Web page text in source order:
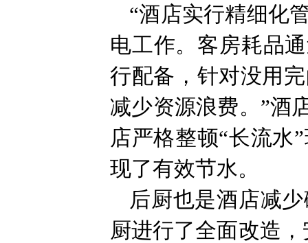
“酒店实行精细化
电工作。客房耗品
行配备，针对没用
减少资源浪费。”酒
店严格整顿“长流水
现了有效节水。
后厨也是酒店减
厨进行了全面改造